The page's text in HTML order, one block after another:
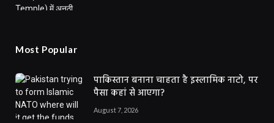
Most Popular
पाकिस्तान बनाना चाहता है इस्लामिक नाटो, पर
पैसा कहां से आएगा?
August 7, 2026